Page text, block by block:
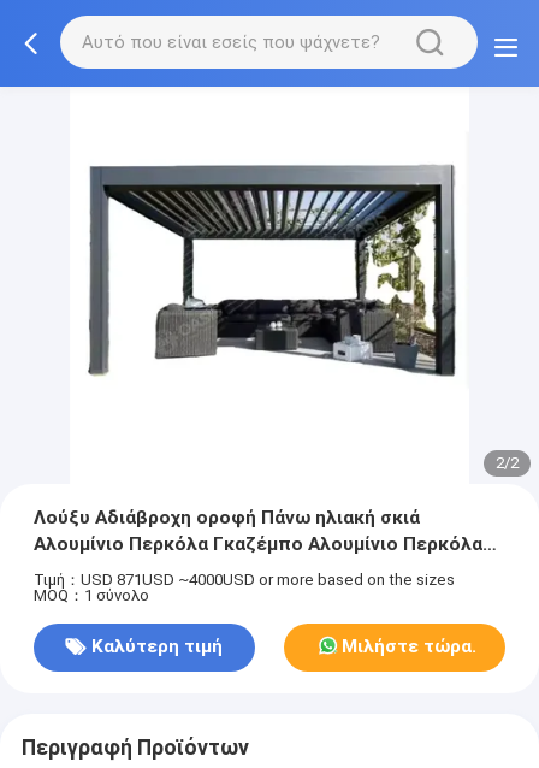
2/2
Λούξυ Αδιάβροχη οροφή Πάνω ηλιακή σκιά
Αλουμίνιο Περκόλα Γκαζέμπο Αλουμίνιο Περκόλα
Λουβέρτα Για Ανάκτορα
Τιμή：USD 871USD ~4000USD or more based on the sizes
MOQ：1 σύνολο
Καλύτερη τιμή Μιλήστε τώρα.
Περιγραφή Προϊόντων